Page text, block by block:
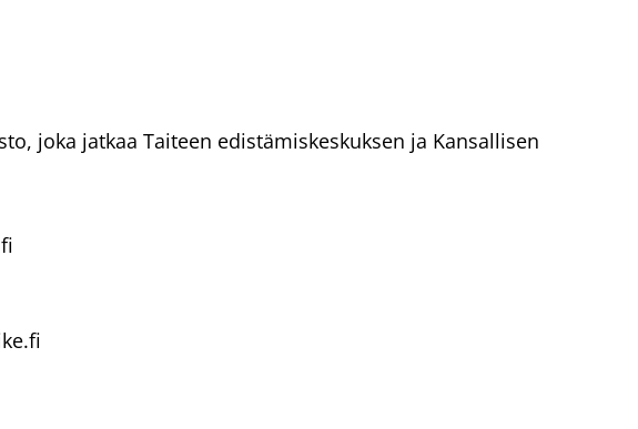
joka jatkaa Taiteen edistämiskeskuksen ja Kansallisen